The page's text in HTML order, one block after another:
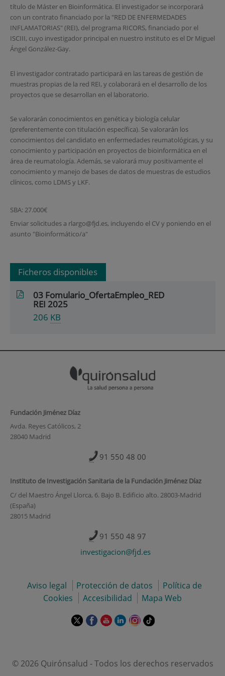
título de Máster en Bioinformática. El investigador se incorporará
con un contrato financiado por la "RED DE ENFERMEDADES
INFLAMATORIAS" (REI), del programa RICORS, financiado por el
ISCIII, cuyo investigador principal en nuestro instituto es el Dr Miguel
Ángel González-Gay.
El investigador contratado participará en las tareas de gestión de
muestras propias de la red REI, y colaborará en el desarrollo de los
proyectos que se desarrollan en el laboratorio.
Se valorarán conocimientos en genética y biología celular
(preferentemente con titulación específica). Se valorarán los
conocimientos del candidato en enfermedades reumatológicas, y su
conocimiento y participación en proyectos de bioinformática en el
área de reumatología. Además, se valorará muy positivamente el
conocimiento y manejo de bases de datos de muestras de estudios
clínicos, como LDMS y LKF.
SBA: 27.000€
Enviar solicitudes a rlargo@fjd.es, incluyendo el CV y poniendo en el
asunto "Bioinformático/a"
Ficheros disponibles
03 Fomulario_OfertaEmpleo_RED
REI 2025
206 KB
Fundación Jiménez Díaz
Avda. Reyes Católicos, 2
28040 Madrid
91 550 48 00
Instituto de Investigación Sanitaria de la Fundación Jiménez Díaz
C/ del Maestro Ángel Llorca, 6. Bajo B. Edificio alto. 28003-Madrid
(España)
28015 Madrid
91 550 48 97
investigacion@fjd.es
Aviso legal Protección de datos
Política de
Cookies
Accesibilidad Mapa Web
Este
en
Este
en
Este
en
Este
en
Este
en
Enlace
externa.
© 2026 Quirónsalud - Todos los derechos reservados